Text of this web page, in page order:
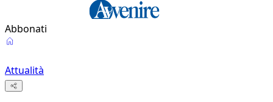
Abbonati
Attualità